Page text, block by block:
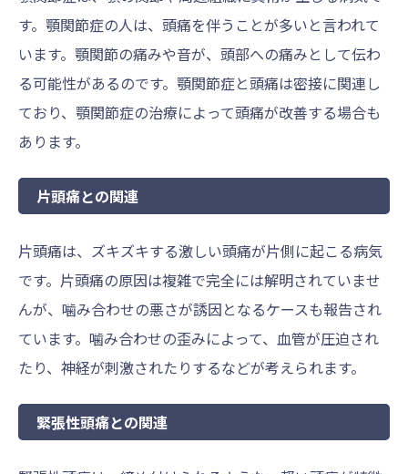
す。顎関節症の人は、頭痛を伴うことが多いと言われて
います。顎関節の痛みや音が、頭部への痛みとして伝わ
る可能性があるのです。顎関節症と頭痛は密接に関連し
ており、顎関節症の治療によって頭痛が改善する場合も
あります。
片頭痛との関連
片頭痛は、ズキズキする激しい頭痛が片側に起こる病気
です。片頭痛の原因は複雑で完全には解明されていませ
んが、噛み合わせの悪さが誘因となるケースも報告され
ています。噛み合わせの歪みによって、血管が圧迫され
たり、神経が刺激されたりするなどが考えられます。
緊張性頭痛との関連